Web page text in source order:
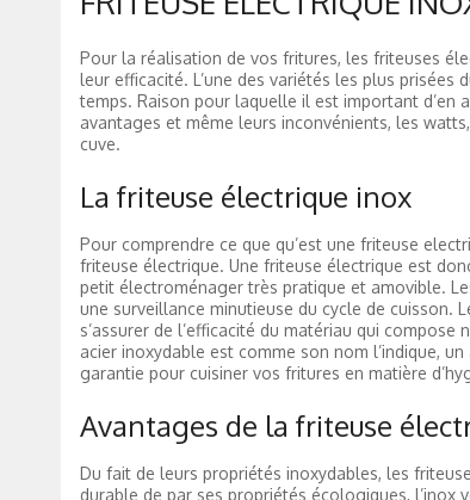
Pour la réalisation de vos fritures, les friteuses
leur efficacité. L’une des variétés les plus
temps. Raison pour laquelle il est important d’en
avantages et même leurs inconvénients, les
cuve.
La friteuse électrique inox
Pour comprendre ce que qu’est une friteuse
friteuse électrique. Une friteuse électrique est
petit électroménager très pratique et amovible.
une surveillance minutieuse du cycle de cuisson.
s’assurer de l’efficacité du matériau qui
acier inoxydable est comme son nom l’indique,
garantie pour cuisiner vos fritures en matière
Avantages de la friteuse
Du fait de leurs propriétés inoxydables, les
durable de par ses propriétés écologiques,